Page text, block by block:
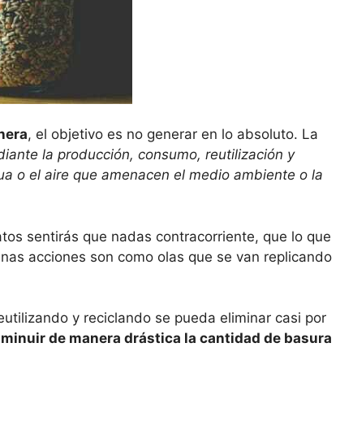
, el objetivo es no generar en lo absoluto. La
la producción, consumo, reutilización y
o el aire que amenacen el medio ambiente o la
sentirás que nadas contracorriente, que lo que
acciones son como olas que se van replicando
y reciclando se pueda eliminar casi por
de manera drástica la cantidad de basura